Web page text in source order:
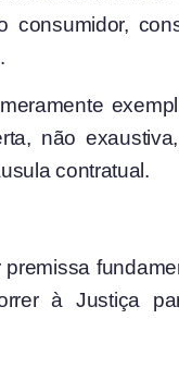
consumidor,
não
contratual.
à Justiça